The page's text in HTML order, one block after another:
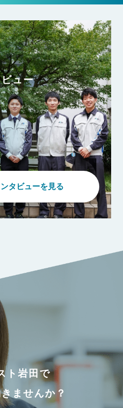
ュー
タビューを見る
ト岩田で
ませんか？